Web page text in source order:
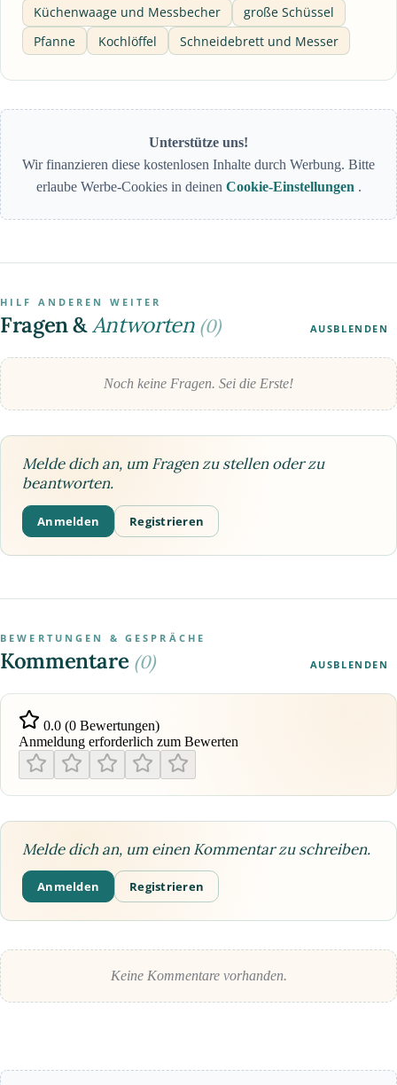
Küchenwaage und Messbecher
große Schüssel
Pfanne
Kochlöffel Schneidebrett und Messer
Unterstütze uns!
Wir finanzieren diese kostenlosen Inhalte durch Werbung. Bitte
erlaube Werbe-Cookies in deinen Cookie-Einstellungen .
HILF ANDEREN WEITER
Fragen &Antworten (0) AUSBLENDEN
Noch keine Fragen. Sei die Erste!
Melde dich an, um Fragen zu stellen oder zu
beantworten.
Anmelden Registrieren
BEWERTUNGEN & GESPRÄCHE
Kommentare (0) AUSBLENDEN
0.0 (0 Bewertungen)
Anmeldung erforderlich zum Bewerten
Melde dich an, um einen Kommentar zu schreiben.
Anmelden Registrieren
Keine Kommentare vorhanden.